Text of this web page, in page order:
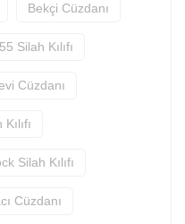
Bekçi Cüzdanı
Silah Kılıfı
Cüzdanı
Silah Kılıfı
Cüzdanı